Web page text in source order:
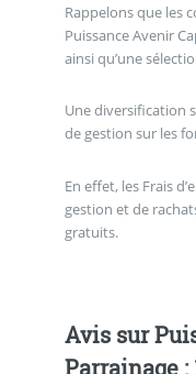
Rappelons que les
Puissance Avenir
ainsi qu’une
Une diversification
de gestion sur les
En effet, les Frais
gestion et de
gratuits.
Avis sur
Parrainage :